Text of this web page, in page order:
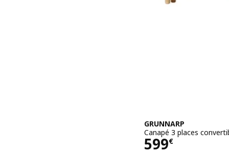
GRUNNARP
Canapé 3 places
599€
Prix 599€